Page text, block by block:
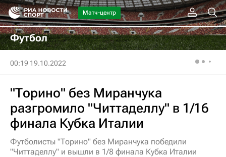
Матч-центр
Футбол
00:19 19.10.2022
"Торино" без Миранчука
разгромило "Читтаделлу" в 1/16
финала Кубка Италии
Футболисты "Торино" без Миранчука победили
"Читтаделлу" и вышли в 1/8 финала Кубка Италии